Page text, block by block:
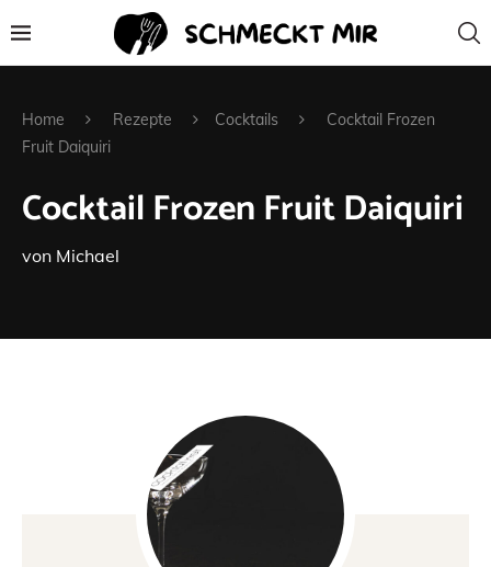
Home Rezepte Cocktails
Cocktail Frozen
Fruit Daiquiri
Cocktail Frozen Fruit Daiquiri
von Michael